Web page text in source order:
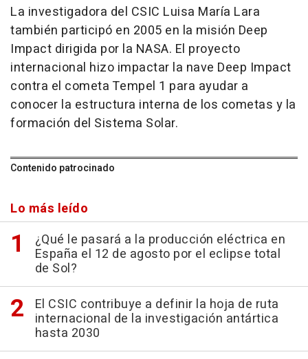
La investigadora del CSIC Luisa María Lara
también participó en 2005 en la misión Deep
Impact dirigida por la NASA. El proyecto
internacional hizo impactar la nave Deep Impact
contra el cometa Tempel 1 para ayudar a
conocer la estructura interna de los cometas y la
formación del Sistema Solar.
Contenido patrocinado
Lo más leído
¿Qué le pasará a la producción eléctrica en
España el 12 de agosto por el eclipse total
de Sol?
El CSIC contribuye a definir la hoja de ruta
internacional de la investigación antártica
hasta 2030